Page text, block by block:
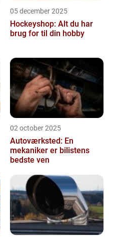
05 december 2025
Hockeyshop: Alt du har
brug for til din hobby
02 october 2025
Autoværksted: En
mekaniker er bilistens
bedste ven